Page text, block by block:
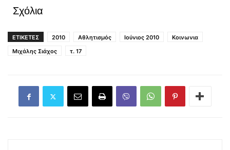
Σχόλια
ΕΤΙΚΕΤΕΣ 2010 Αθλητισμός Ιούνιος 2010
Κοινωνια
Μιχάλης Σιάχος
τ. 17